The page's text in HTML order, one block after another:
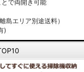
で両開き可能
エリア別途送料）
)